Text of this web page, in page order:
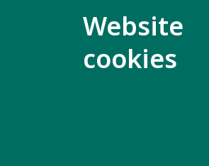
Website
cookies
Acceda a
recursos y
Puede filtrar